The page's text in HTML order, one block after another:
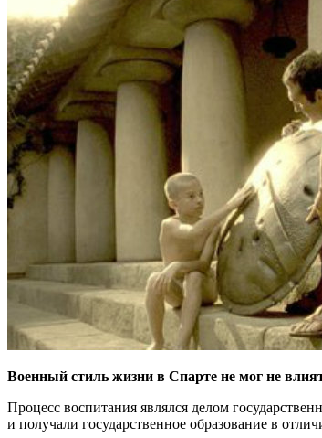
Военный стиль жизни в Спарте не мог не
Процесс воспитания являлся делом
и получали государственное образование в